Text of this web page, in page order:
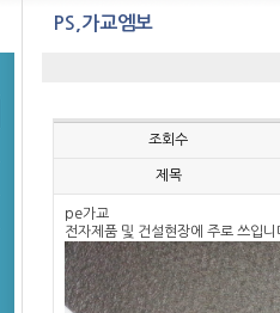
PS,가교엠보
조회수
제목
pe가교
전자제품 및 건설현장에 주로 쓰입니